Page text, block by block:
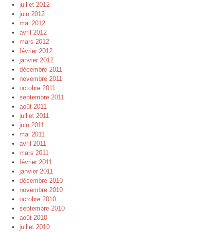
juillet 2012
juin 2012
mai 2012
avril 2012
mars 2012
février 2012
janvier 2012
décembre 2011
novembre 2011
octobre 2011
septembre 2011
août 2011
juillet 2011
juin 2011
mai 2011
avril 2011
mars 2011
février 2011
janvier 2011
décembre 2010
novembre 2010
octobre 2010
septembre 2010
août 2010
juillet 2010